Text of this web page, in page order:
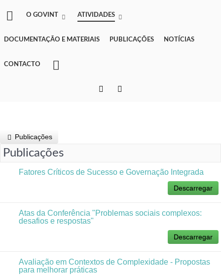
O GOVINT ATIVIDADES
DOCUMENTAÇÃO E MATERIAIS PUBLICAÇÕES NOTÍCIAS
CONTACTO
Publicações
Publicações
Fatores Críticos de Sucesso e Governação Integrada
Descarregar
Atas da Conferência "Problemas sociais complexos:
desafios e respostas"
Descarregar
Avaliação em Contextos de Complexidade - Propostas
para melhorar práticas